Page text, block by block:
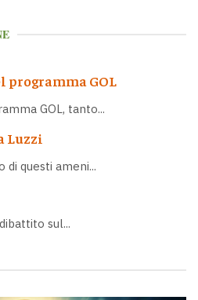
GOL
GOL, tanto...
Luzzi
di questi ameni...
sul...